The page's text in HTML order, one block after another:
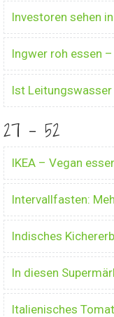
Investoren sehen
Ingwer roh essen
Ist
27 - 52
IKEA – Vegan
Intervallfasten:
Indisches
In diesen
Italienisches